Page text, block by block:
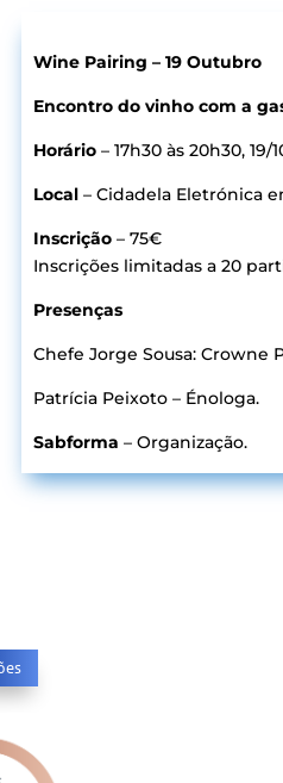
Wine Pairing – 19 Outubro
Encontro do vinho com a
Horário– 17h30 às 20h30, 19/
Local– Cidadela Eletrónica
Inscrição– 75€
Inscrições limitadas a 20
Presenças
Chefe Jorge Sousa: Crowne
Patrícia Peixoto – Énologa.
Sabforma – Organização.